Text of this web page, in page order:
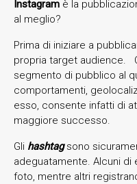
nstagram è la
al meglio?
Prima di iniziare a
propria target audience.
segmento di pubblico al
comportamenti,
esso, consente infatti di
maggiore successo.
Gli hashtagsono
adeguatamente. Alcuni di
foto, mentre altri